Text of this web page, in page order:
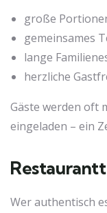
große
gemeinsames
lange
herzliche
Gäste werden oft
eingeladen – ein
Wer authentisch